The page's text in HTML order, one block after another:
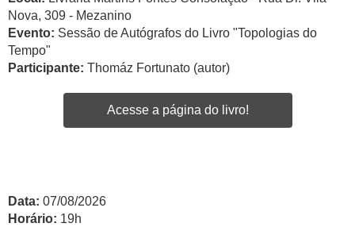
Nova, 309 - Mezanino
Evento: Sessão de Autógrafos do Livro "Topologias do
Tempo"
Participante: Thomáz Fortunato (autor)
Acesse a página do livro!
Data: 07/08/2026
Horário: 19h